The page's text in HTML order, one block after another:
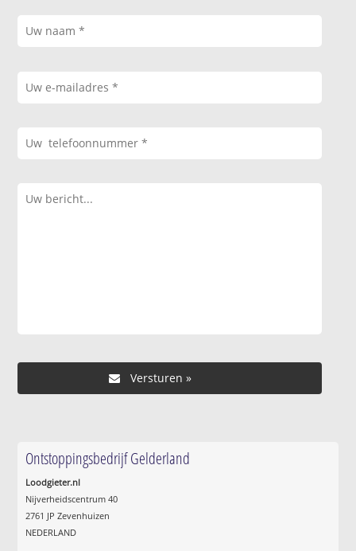
Ontstoppingsbedrijf Gelderland
Loodgieter.nl
Nijverheidscentrum 40
2761 JP Zevenhuizen
NEDERLAND